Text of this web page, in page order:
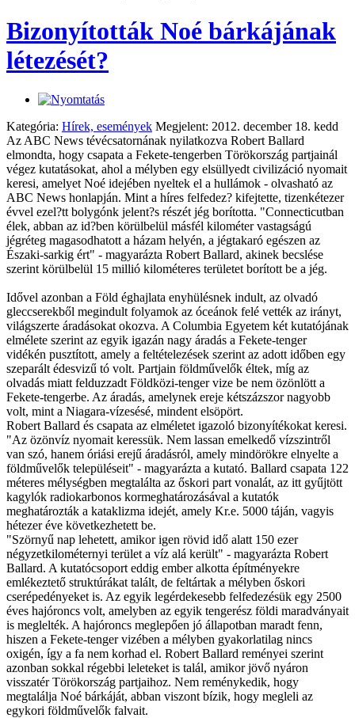
Bizonyították Noé bárkájának
létezését?
Kategória: Hírek, események Megjelent: 2012. december 18. kedd
Az ABC News tévécsatornának nyilatkozva Robert Ballard
elmondta, hogy csapata a Fekete-tengerben Törökország partjainál
végez kutatásokat, ahol a mélyben egy elsüllyedt civilizáció nyomait
keresi, amelyet Noé idejében nyeltek el a hullámok - olvasható az
ABC News honlapján. Mint a híres felfedez? kifejtette, tizenkétezer
évvel ezel?tt bolygónk jelent?s részét jég borította. "Connecticutban
élek, abban az id?ben körülbelül másfél kilométer vastagságú
jégréteg magasodhatott a házam helyén, a jégtakaró egészen az
Északi-sarkig ért" - magyarázta Robert Ballard, akinek becslése
szerint körülbelül 15 millió kilométeres területet borított be a jég.
Idővel azonban a Föld éghajlata enyhülésnek indult, az olvadó
gleccserekből megindult folyamok az óceánok felé vették az irányt,
világszerte áradásokat okozva. A Columbia Egyetem két kutatójának
elmélete szerint az egyik igazán nagy áradás a Fekete-tenger
vidékén pusztított, amely a feltételezések szerint az adott időben egy
szeparált édesvizű tó volt. Partjain földművelők éltek, míg az
olvadás miatt felduzzadt Földközi-tenger vize be nem özönlött a
Fekete-tengerbe. Az áradás, amelynek ereje kétszázszor nagyobb
volt, mint a Niagara-vízesésé, mindent elsöpört.
Robert Ballard és csapata az elméletet igazoló bizonyítékokat keresi.
"Az özönvíz nyomait keressük. Nem lassan emelkedő vízszintről
van szó, hanem óriási erejű áradásról, amely mindörökre elnyelte a
földművelők településeit" - magyarázta a kutató. Ballard csapata 122
méteres mélységben megtalálta az őskori part vonalát, az itt gyűjtött
kagylók radiokarbonos kormeghatározásával a kutatók
meghatározták a kataklizma idejét, amely Kr.e. 5000 táján, vagyis
hétezer éve következhetett be.
"Szörnyű nap lehetett, amikor igen rövid idő alatt 150 ezer
négyzetkilométernyi terület a víz alá került" - magyarázta Robert
Ballard. A kutatócsoport eddig ember alkotta építményekre
emlékeztető struktúrákat talált, de feltártak a mélyben őskori
cserépedényeket is. Az egyik legérdekesebb felfedezésük egy 2500
éves hajóroncs volt, amelyben az egyik tengerész földi maradványait
is meglelték. A hajóroncs meglepően jó állapotban maradt fenn,
hiszen a Fekete-tenger vizében a mélyben gyakorlatilag nincs
oxigén, így a fa nem korhad el. Robert Ballard reményei szerint
azonban sokkal régebbi leleteket is talál, amikor jövő nyáron
visszatér Törökország partjaihoz. Nem reménykedik, hogy
megtalálja Noé bárkáját, abban viszont bízik, hogy megleli az
egykori földművelők falvait.